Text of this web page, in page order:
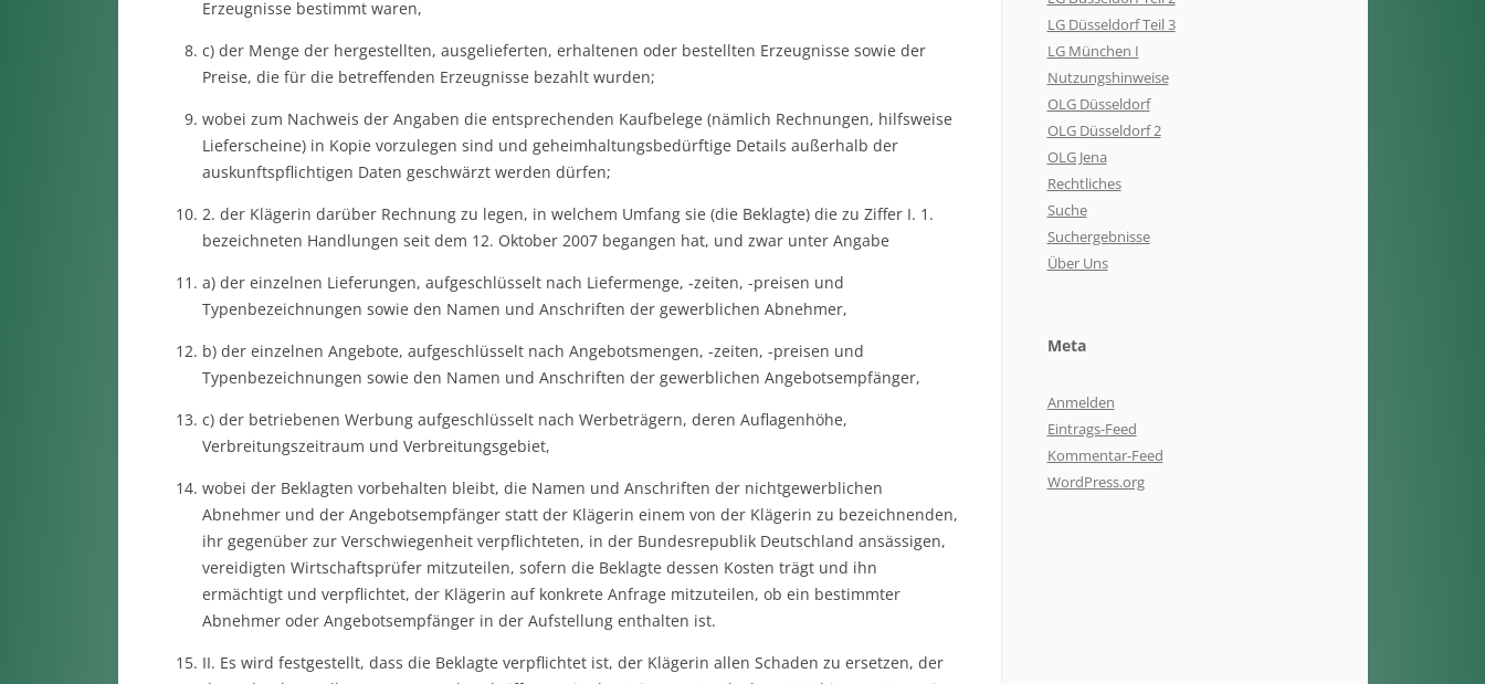
Erzeugnisse bestimmt waren,
c) der Menge der hergestellten, ausgelieferten, erhaltenen oder bestellten Erzeugnisse sowie der
Preise, die für die betreffenden Erzeugnisse bezahlt wurden;
wobei zum Nachweis der Angaben die entsprechenden Kaufbelege (nämlich Rechnungen, hilfsweise
Lieferscheine) in Kopie vorzulegen sind und geheimhaltungsbedürftige Details außerhalb der
auskunftspflichtigen Daten geschwärzt werden dürfen;
2. der Klägerin darüber Rechnung zu legen, in welchem Umfang sie (die Beklagte) die zu Ziffer I. 1.
bezeichneten Handlungen seit dem 12. Oktober 2007 begangen hat, und zwar unter Angabe
a) der einzelnen Lieferungen, aufgeschlüsselt nach Liefermenge, -zeiten, -preisen und
Typenbezeichnungen sowie den Namen und Anschriften der gewerblichen Abnehmer,
b) der einzelnen Angebote, aufgeschlüsselt nach Angebotsmengen, -zeiten, -preisen und
Typenbezeichnungen sowie den Namen und Anschriften der gewerblichen Angebotsempfänger,
c) der betriebenen Werbung aufgeschlüsselt nach Werbeträgern, deren Auflagenhöhe,
Verbreitungszeitraum und Verbreitungsgebiet,
wobei der Beklagten vorbehalten bleibt, die Namen und Anschriften der nichtgewerblichen
Abnehmer und der Angebotsempfänger statt der Klägerin einem von der Klägerin zu bezeichnenden,
ihr gegenüber zur Verschwiegenheit verpflichteten, in der Bundesrepublik Deutschland ansässigen,
vereidigten Wirtschaftsprüfer mitzuteilen, sofern die Beklagte dessen Kosten trägt und ihn
ermächtigt und verpflichtet, der Klägerin auf konkrete Anfrage mitzuteilen, ob ein bestimmter
Abnehmer oder Angebotsempfänger in der Aufstellung enthalten ist.
II. Es wird festgestellt, dass die Beklagte verpflichtet ist, der Klägerin allen Schaden zu ersetzen, der
LG Düsseldorf Teil 3
LG München I
Nutzungshinweise
OLG Düsseldorf
OLG Düsseldorf 2
OLG Jena
Rechtliches
Suche
Suchergebnisse
Über Uns
Meta
Anmelden
Eintrags-Feed
Kommentar-Feed
WordPress.org